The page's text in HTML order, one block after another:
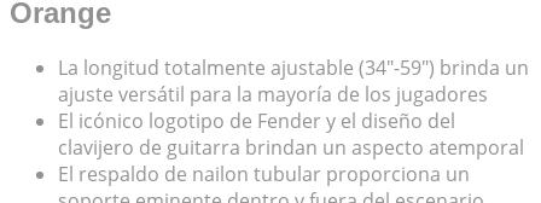
Orange
La longitud totalmente ajustable (34″-59″) brinda un
ajuste versátil para la mayoría de los jugadores
El icónico logotipo de Fender y el diseño del
clavijero de guitarra brindan un aspecto atemporal
El respaldo de nailon tubular proporciona un